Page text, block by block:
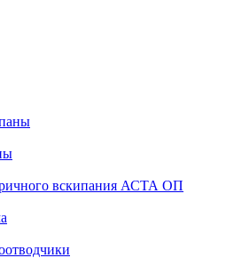
вскипания АСТА ОП